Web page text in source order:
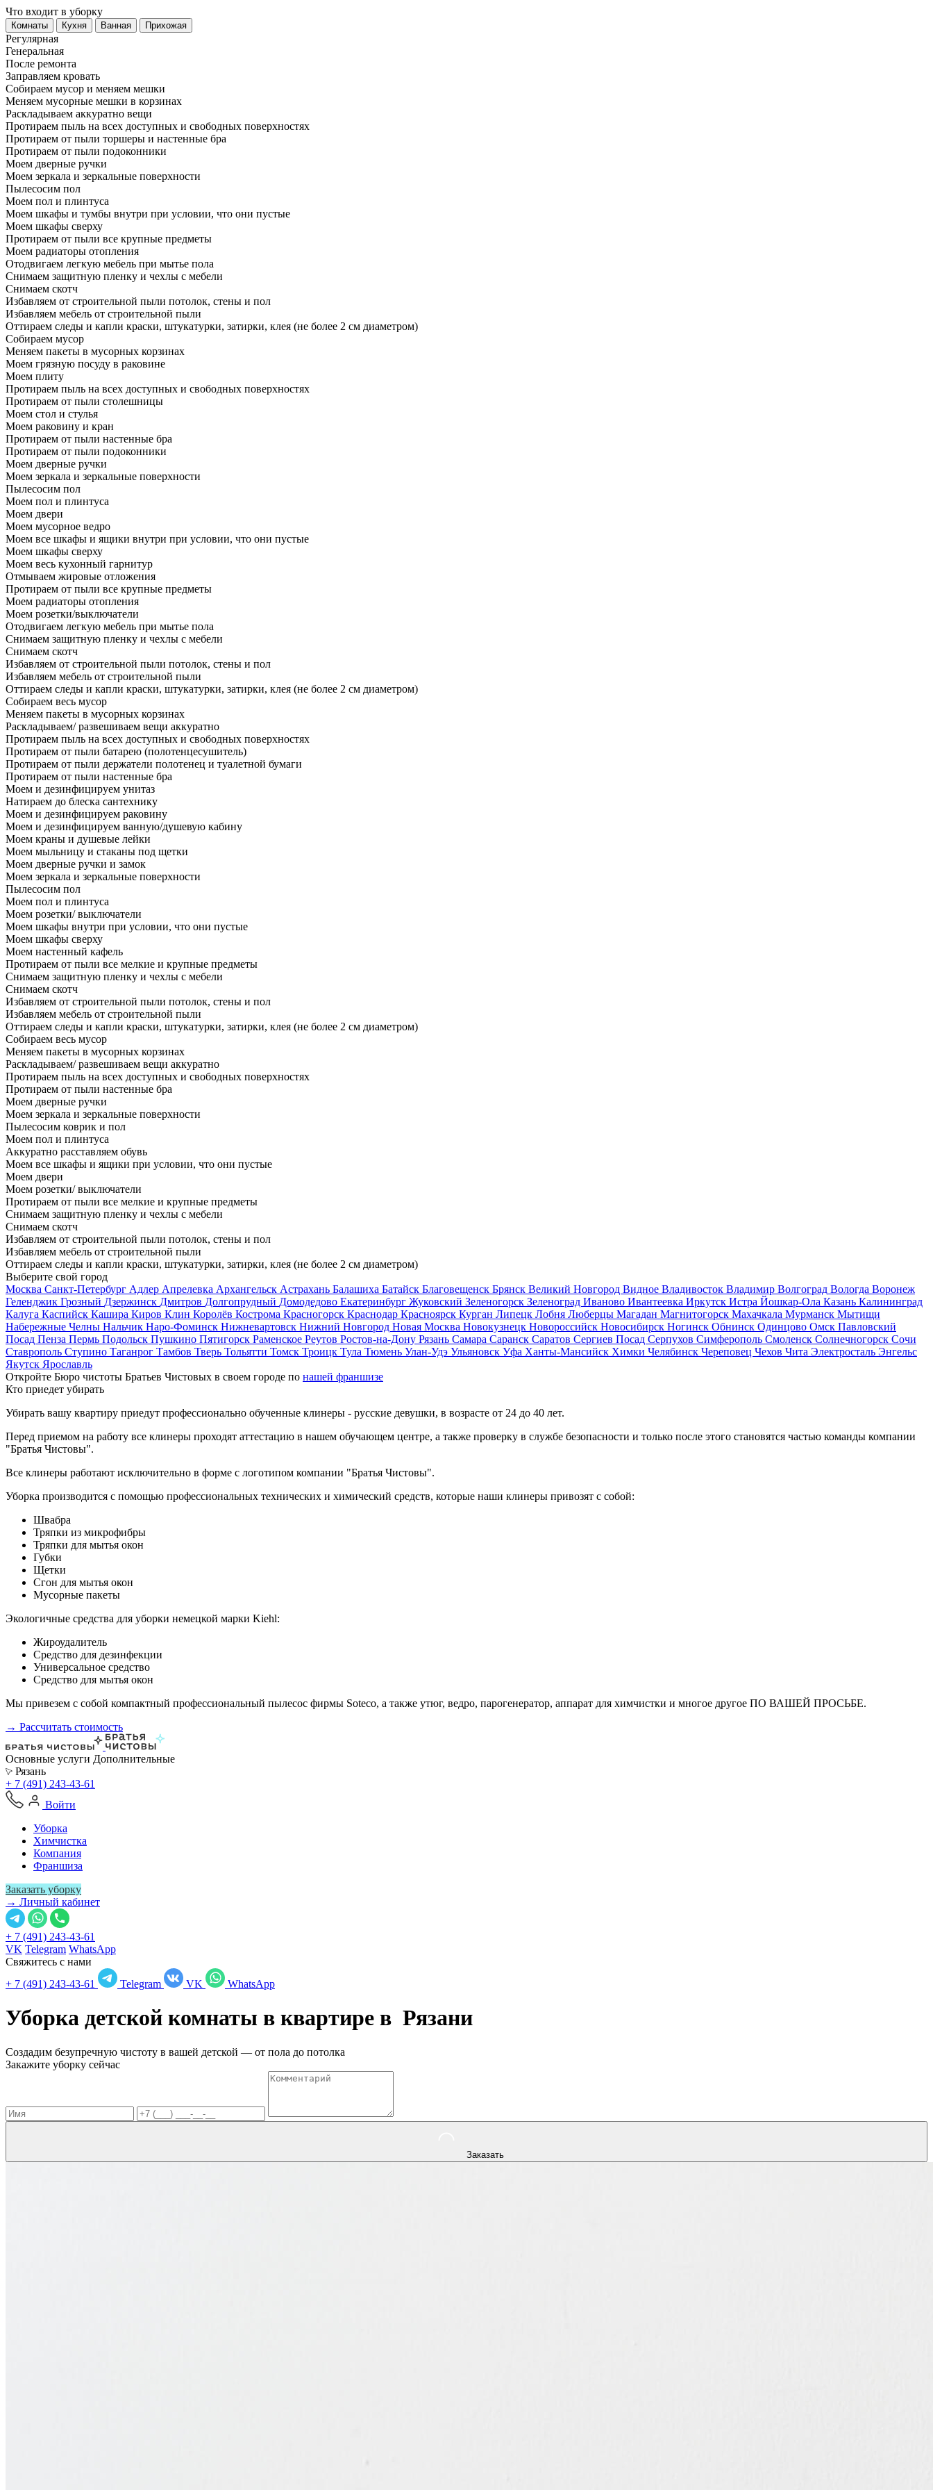
Что входит в уборку
Регу­лярная
Гене­ральная
После ремонта
Заправляем кровать
Собираем мусор и меняем мешки
Меняем мусорные мешки в корзинах
Раскладываем аккуратно вещи
Протираем пыль на всех доступных и свободных поверхностях
Протираем от пыли торшеры и настенные бра
Протираем от пыли подоконники
Моем дверные ручки
Моем зеркала и зеркальные поверхности
Пылесосим пол
Моем пол и плинтуса
Моем шкафы и тумбы внутри при условии, что они пустые
Моем шкафы сверху
Протираем от пыли все крупные предметы
Моем радиаторы отопления
Отодвигаем легкую мебель при мытье пола
Снимаем защитную пленку и чехлы с мебели
Снимаем скотч
Избавляем от строительной пыли потолок, стены и пол
Избавляем мебель от строительной пыли
Оттираем следы и капли краски, штукатурки, затирки, клея (не более 2 см диаметром)
Собираем мусор
Меняем пакеты в мусорных корзинах
Моем грязную посуду в раковине
Моем плиту
Протираем пыль на всех доступных и свободных поверхностях
Протираем от пыли столешницы
Моем стол и стулья
Моем раковину и кран
Протираем от пыли настенные бра
Протираем от пыли подоконники
Моем дверные ручки
Моем зеркала и зеркальные поверхности
Пылесосим пол
Моем пол и плинтуса
Моем двери
Моем мусорное ведро
Моем все шкафы и ящики внутри при условии, что они пустые
Моем шкафы сверху
Моем весь кухонный гарнитур
Отмываем жировые отложения
Протираем от пыли все крупные предметы
Моем радиаторы отопления
Моем розетки/выключатели
Отодвигаем легкую мебель при мытье пола
Снимаем защитную пленку и чехлы с мебели
Снимаем скотч
Избавляем от строительной пыли потолок, стены и пол
Избавляем мебель от строительной пыли
Оттираем следы и капли краски, штукатурки, затирки, клея (не более 2 см диаметром)
Собираем весь мусор
Меняем пакеты в мусорных корзинах
Раскладываем/ развешиваем вещи аккуратно
Протираем пыль на всех доступных и свободных поверхностях
Протираем от пыли батарею (полотенцесушитель)
Протираем от пыли держатели полотенец и туалетной бумаги
Протираем от пыли настенные бра
Моем и дезинфицируем унитаз
Натираем до блеска сантехнику
Моем и дезинфицируем раковину
Моем и дезинфицируем ванную/душевую кабину
Моем краны и душевые лейки
Моем мыльницу и стаканы под щетки
Моем дверные ручки и замок
Моем зеркала и зеркальные поверхности
Пылесосим пол
Моем пол и плинтуса
Моем розетки/ выключатели
Моем шкафы внутри при условии, что они пустые
Моем шкафы сверху
Моем настенный кафель
Протираем от пыли все мелкие и крупные предметы
Снимаем защитную пленку и чехлы с мебели
Снимаем скотч
Избавляем от строительной пыли потолок, стены и пол
Избавляем мебель от строительной пыли
Оттираем следы и капли краски, штукатурки, затирки, клея (не более 2 см диаметром)
Собираем весь мусор
Меняем пакеты в мусорных корзинах
Раскладываем/ развешиваем вещи аккуратно
Протираем пыль на всех доступных и свободных поверхностях
Протираем от пыли настенные бра
Моем дверные ручки
Моем зеркала и зеркальные поверхности
Пылесосим коврик и пол
Моем пол и плинтуса
Аккуратно расставляем обувь
Моем все шкафы и ящики при условии, что они пустые
Моем двери
Моем розетки/ выключатели
Протираем от пыли все мелкие и крупные предметы
Снимаем защитную пленку и чехлы с мебели
Снимаем скотч
Избавляем от строительной пыли потолок, стены и пол
Избавляем мебель от строительной пыли
Оттираем следы и капли краски, штукатурки, затирки, клея (не более 2 см диаметром)
Выберите свой город
Москва Санкт-Петербург Адлер Апрелевка Архангельск Астрахань Балашиха Батайск Благовещенск Брянск Великий Новгород Видное Владивосток Владимир Волгоград Вологда Воронеж
Геленджик Грозный Дзержинск Дмитров Долгопрудный Домодедово Екатеринбург Жуковский Зеленогорск Зеленоград Иваново Ивантеевка Иркутск Истра Йошкар-Ола Казань Калининград
Калуга Каспийск Кашира Киров Клин Королёв Кострома Красногорск Краснодар Красноярск Курган Липецк Лобня Люберцы Магадан Магнитогорск Махачкала Мурманск Мытищи
Набережные Челны Нальчик Наро-Фоминск Нижневартовск Нижний Новгород Новая Москва Новокузнецк Новороссийск Новосибирск Ногинск Обнинск Одинцово Омск Павловский
Посад Пенза Пермь Подольск Пушкино Пятигорск Раменское Реутов Ростов-на-Дону Рязань Самара Саранск Саратов Сергиев Посад Серпухов Симферополь Смоленск Солнечногорск Сочи
Ставрополь Ступино Таганрог Тамбов Тверь Тольятти Томск Троицк Тула Тюмень Улан-Удэ Ульяновск Уфа Ханты-Мансийск Химки Челябинск Череповец Чехов Чита Электросталь Энгельс
Якутск Ярославль
Откройте Бюро чистоты Братьев Чистовых в своем городе по нашей франшизе
Кто приедет убирать
Убирать вашу квартиру приедут профессионально обученные клинеры - русские девушки, в возрасте от 24 до 40 лет.
Перед приемом на работу все клинеры проходят аттестацию в нашем обучающем центре, а также проверку в службе безопасности и только после этого становятся частью команды компании
"Братья Чистовы".
Все клинеры работают исключительно в форме с логотипом компании "Братья Чистовы".
Уборка производится с помощью профессиональных технических и химический средств, которые наши клинеры привозят с собой:
Швабра
Тряпки из микрофибры
Тряпки для мытья окон
Губки
Щетки
Сгон для мытья окон
Мусорные пакеты
Экологичные средства для уборки немецкой марки Kiehl:
Жироудалитель
Средство для дезинфекции
Универсальное средство
Средство для мытья окон
Мы привезем с собой компактный профессиональный пылесос фирмы Soteco, а также утюг, ведро, парогенератор, аппарат для химчистки и многое другое ПО ВАШЕЙ ПРОСЬБЕ.
→ Рассчитать стоимость
Основные услуги Дополнительные
Рязань
+ 7 (491) 243-43-61
Войти
Уборка
Химчистка
Компания
Франшиза
Заказать уборку
→ Личный кабинет
+ 7 (491) 243-43-61
VK Telegram WhatsApp
Свяжитесь с нами
+ 7 (491) 243-43-61
Telegram VK WhatsApp
Уборка детской комнаты в квартире в Рязани
Создадим безупречную чистоту в вашей детской — от пола до потолка
Закажите уборку сейчас
Заказать